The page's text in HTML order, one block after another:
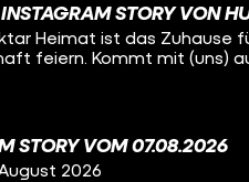
STORY VON
Heimat ist das Zuhause
feiern. Kommt mit (uns)
STORY VOM 07.08.2026
2026